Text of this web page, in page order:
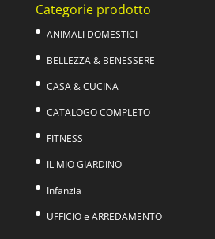
Categorie prodotto
ANIMALI DOMESTICI
BELLEZZA & BENESSERE
CASA & CUCINA
CATALOGO COMPLETO
FITNESS
IL MIO GIARDINO
Infanzia
UFFICIO e ARREDAMENTO